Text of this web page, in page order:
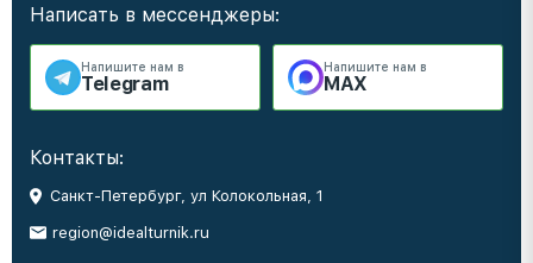
Написать в мессенджеры:
Напишите нам в
Telegram
Напишите нам в
MAX
Контакты:
Санкт-Петербург, ул Колокольная, 1
region@idealturnik.ru